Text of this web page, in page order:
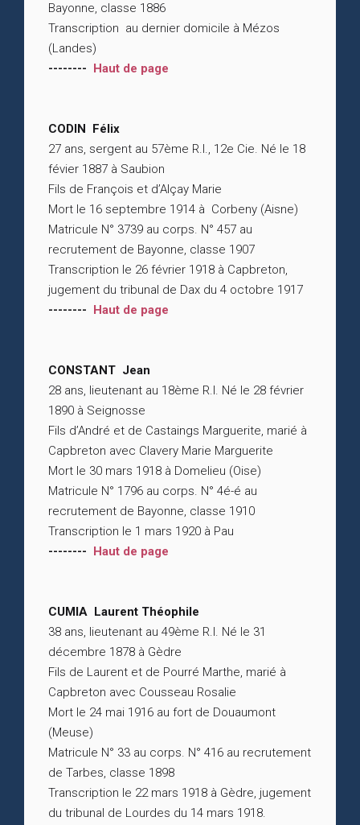
Bayonne, classe 1886
Transcription au dernier domicile à Mézos
(Landes)
-------- Haut de page
CODIN Félix
27 ans, sergent au 57ème R.I., 12e Cie. Né le 18
févier 1887 à Saubion
Fils de François et d’Alçay Marie
Mort le 16 septembre 1914 à Corbeny (Aisne)
Matricule N° 3739 au corps. N° 457 au
recrutement de Bayonne, classe 1907
Transcription le 26 février 1918 à Capbreton,
jugement du tribunal de Dax du 4 octobre 1917
-------- Haut de page
CONSTANT Jean
28 ans, lieutenant au 18ème R.I. Né le 28 février
1890 à Seignosse
Fils d’André et de Castaings Marguerite, marié à
Capbreton avec Clavery Marie Marguerite
Mort le 30 mars 1918 à Domelieu (Oise)
Matricule N° 1796 au corps. N° 4é-é au
recrutement de Bayonne, classe 1910
Transcription le 1 mars 1920 à Pau
-------- Haut de page
CUMIA Laurent Théophile
38 ans, lieutenant au 49ème R.I. Né le 31
décembre 1878 à Gèdre
Fils de Laurent et de Pourré Marthe, marié à
Capbreton avec Cousseau Rosalie
Mort le 24 mai 1916 au fort de Douaumont
(Meuse)
Matricule N° 33 au corps. N° 416 au recrutement
de Tarbes, classe 1898
Transcription le 22 mars 1918 à Gèdre, jugement
du tribunal de Lourdes du 14 mars 1918.